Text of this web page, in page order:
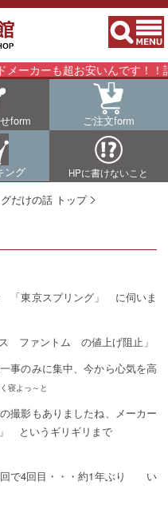
カーも超お安いんです！！詳
form ご注文form
ング HPに書けないこと
だけの話 トップ
東京スプリング」 に伺いま
ファントム の値上げ阻止」
事のみに集中、今から心気を高
寝よっ～と
撮影もありましたね、メーカー
というギリギリまで
回で4回目・・・約1年ぶり い